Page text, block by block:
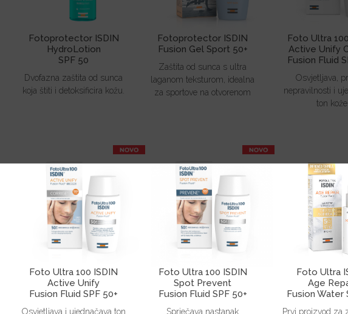
Fotoprotector ISDIN
HydroLotion
SPF 50
Dvofazna zaštita od sunca
koja štiti i detoksificira kožu.
Fotoprotector ISDIN
Fusion Gel Sport 50+
Zaštita od sunca s ultra
laganom teksturom, idealna
za sportove na otvorenom
Foto Ultra
Active Unify
Fusion Fluid
Osvjetljava,
nepravilnosti i
ton kože
Foto Ultra 100 ISDIN
Active Unify
Fusion Fluid SPF 50+
Osvjetljava i ujednačava ton
Foto Ultra 100 ISDIN
Spot Prevent
Fusion Fluid SPF 50+
Sprječava nastanak
Foto Ultra
Age
Fusion Water
Prvi proizvod za